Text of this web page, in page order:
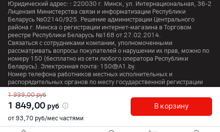
1 999,00 руб
1 849,00 руб
от 93,70 руб/мес частями
В корзину
Камера
Разрешение видео
720p
Особенности
Шторка приватности
Интерфейсы и порты
Wi-Fi
6 (2.4 / 5 ГГц)
Юридический адрес: : 220030 г. Минск, ул. Интернациональная, 36-2
Лицензия Министерства связи и информатизации Республики
Беларусь №02140/925. Решение администрации Центрального
района г. Минска о регистрации интернет-магазина в Торговом
реестре Республики Беларусь №168 от 27.02.2014.
Связаться с сотрудниками компании, уполномоченными
рассматривать вопросы покупателей о нарушении их прав, можно по
номеру 150 (бесплатно из сети любого оператора Республики
Беларусь). Электронная почта: 150@A1.by.
Номер телефона работников местных исполнительных и
распорядительных органов по месту государственной регистрации
рассматривать обращения покупателей:
+375 17 374 01 46.
© 2026 Унитарное предприятие «А1». Все права защищены.